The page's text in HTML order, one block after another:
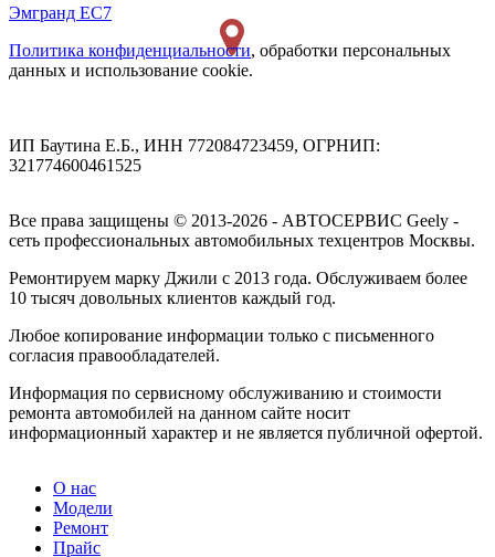
Эмгранд ЕС7
Политика конфиденциальности, обработки персональных
данных и использование cookie.
ИП Баутина Е.Б., ИНН 772084723459, ОГРНИП:
321774600461525
Все права защищены © 2013-2026 - АВТОСЕРВИС Geely -
сеть профессиональных автомобильных техцентров Москвы.
Ремонтируем марку Джили с 2013 года. Обслуживаем более
10 тысяч довольных клиентов каждый год.
Любое копирование информации только с письменного
согласия правообладателей.
Информация по сервисному обслуживанию и стоимости
ремонта автомобилей на данном сайте носит
информационный характер и не является публичной офертой.
О нас
Модели
Ремонт
Прайс